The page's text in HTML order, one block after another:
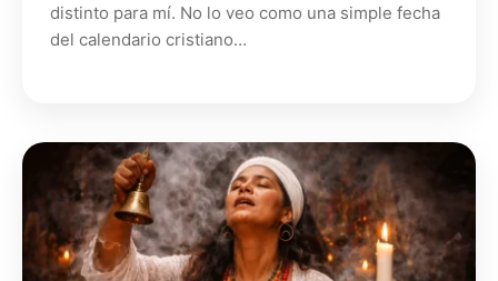
distinto para mí. No lo veo como una simple fecha
del calendario cristiano…